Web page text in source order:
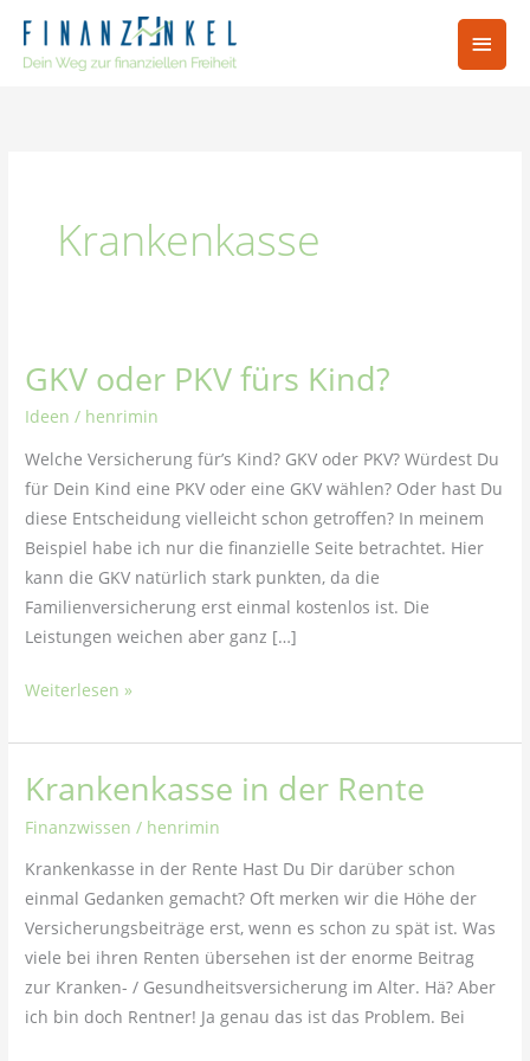
Inhalt
springen
Krankenkasse
GKV oder PKV fürs Kind?
Ideen / henrimin
Welche Versicherung für’s Kind? GKV oder PKV? Würdest Du
für Dein Kind eine PKV oder eine GKV wählen? Oder hast Du
diese Entscheidung vielleicht schon getroffen? In meinem
Beispiel habe ich nur die finanzielle Seite betrachtet. Hier
kann die GKV natürlich stark punkten, da die
Familienversicherung erst einmal kostenlos ist. Die
Leistungen weichen aber ganz […]
GKV
PKV
fürs
Kind?
Weiterlesen »
Krankenkasse in der Rente
Finanzwissen / henrimin
Krankenkasse in der Rente Hast Du Dir darüber schon
einmal Gedanken gemacht? Oft merken wir die Höhe der
Versicherungsbeiträge erst, wenn es schon zu spät ist. Was
viele bei ihren Renten übersehen ist der enorme Beitrag
zur Kranken- / Gesundheitsversicherung im Alter. Hä? Aber
ich bin doch Rentner! Ja genau das ist das Problem. Bei
Krankenkasse
der
Rente